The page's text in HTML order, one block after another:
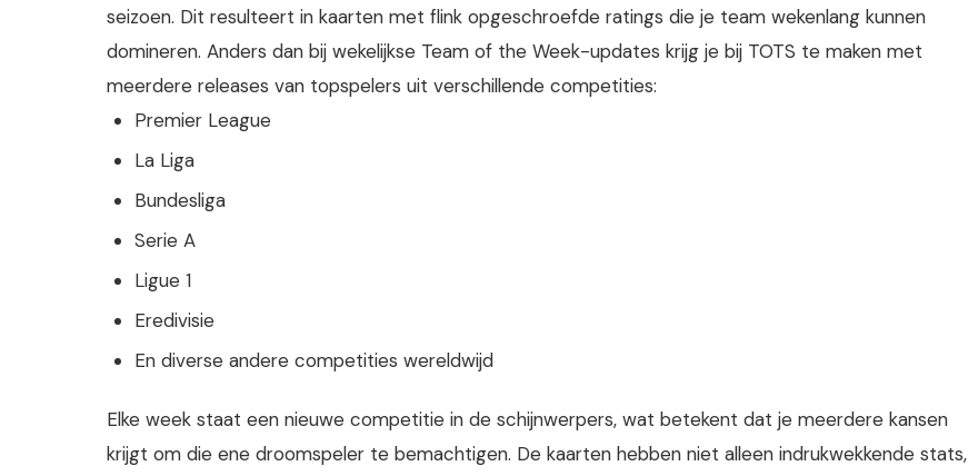
seizoen. Dit resulteert in kaarten met flink opgeschroefde ratings die je team wekenlang kunnen
domineren. Anders dan bij wekelijkse Team of the Week-updates krijg je bij TOTS te maken met
meerdere releases van topspelers uit verschillende competities:
Premier League
La Liga
Bundesliga
Serie A
Ligue 1
Eredivisie
En diverse andere competities wereldwijd
Elke week staat een nieuwe competitie in de schijnwerpers, wat betekent dat je meerdere kansen
krijgt om die ene droomspeler te bemachtigen. De kaarten hebben niet alleen indrukwekkende stats,